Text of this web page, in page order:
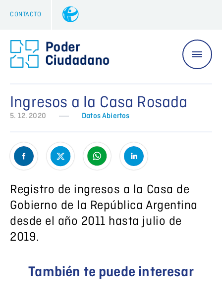
CONTACTO
Ingresos a la Casa Rosada
5. 12. 2020 Datos Abiertos
Registro de ingresos a la Casa de
Gobierno de la República Argentina
desde el año 2011 hasta julio de
2019.
También te puede interesar